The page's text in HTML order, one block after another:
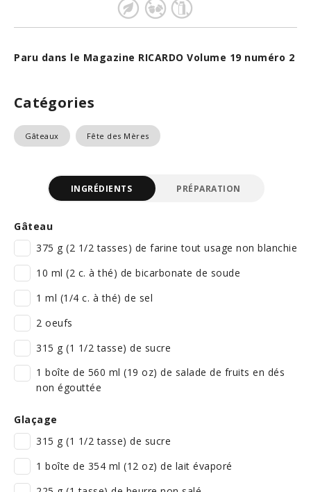
Paru dans le Magazine RICARDO Volume 19 numéro 2
Catégories
Gâteaux Fête des Mères
INGRÉDIENTS PRÉPARATION
Gâteau
375 g (2 1/2 tasses) de farine tout usage non blanchie
10 ml (2 c. à thé) de bicarbonate de soude
1 ml (1/4 c. à thé) de sel
2 oeufs
315 g (1 1/2 tasse) de sucre
1 boîte de 560 ml (19 oz) de salade de fruits en dés
non égouttée
Glaçage
315 g (1 1/2 tasse) de sucre
1 boîte de 354 ml (12 oz) de lait évaporé